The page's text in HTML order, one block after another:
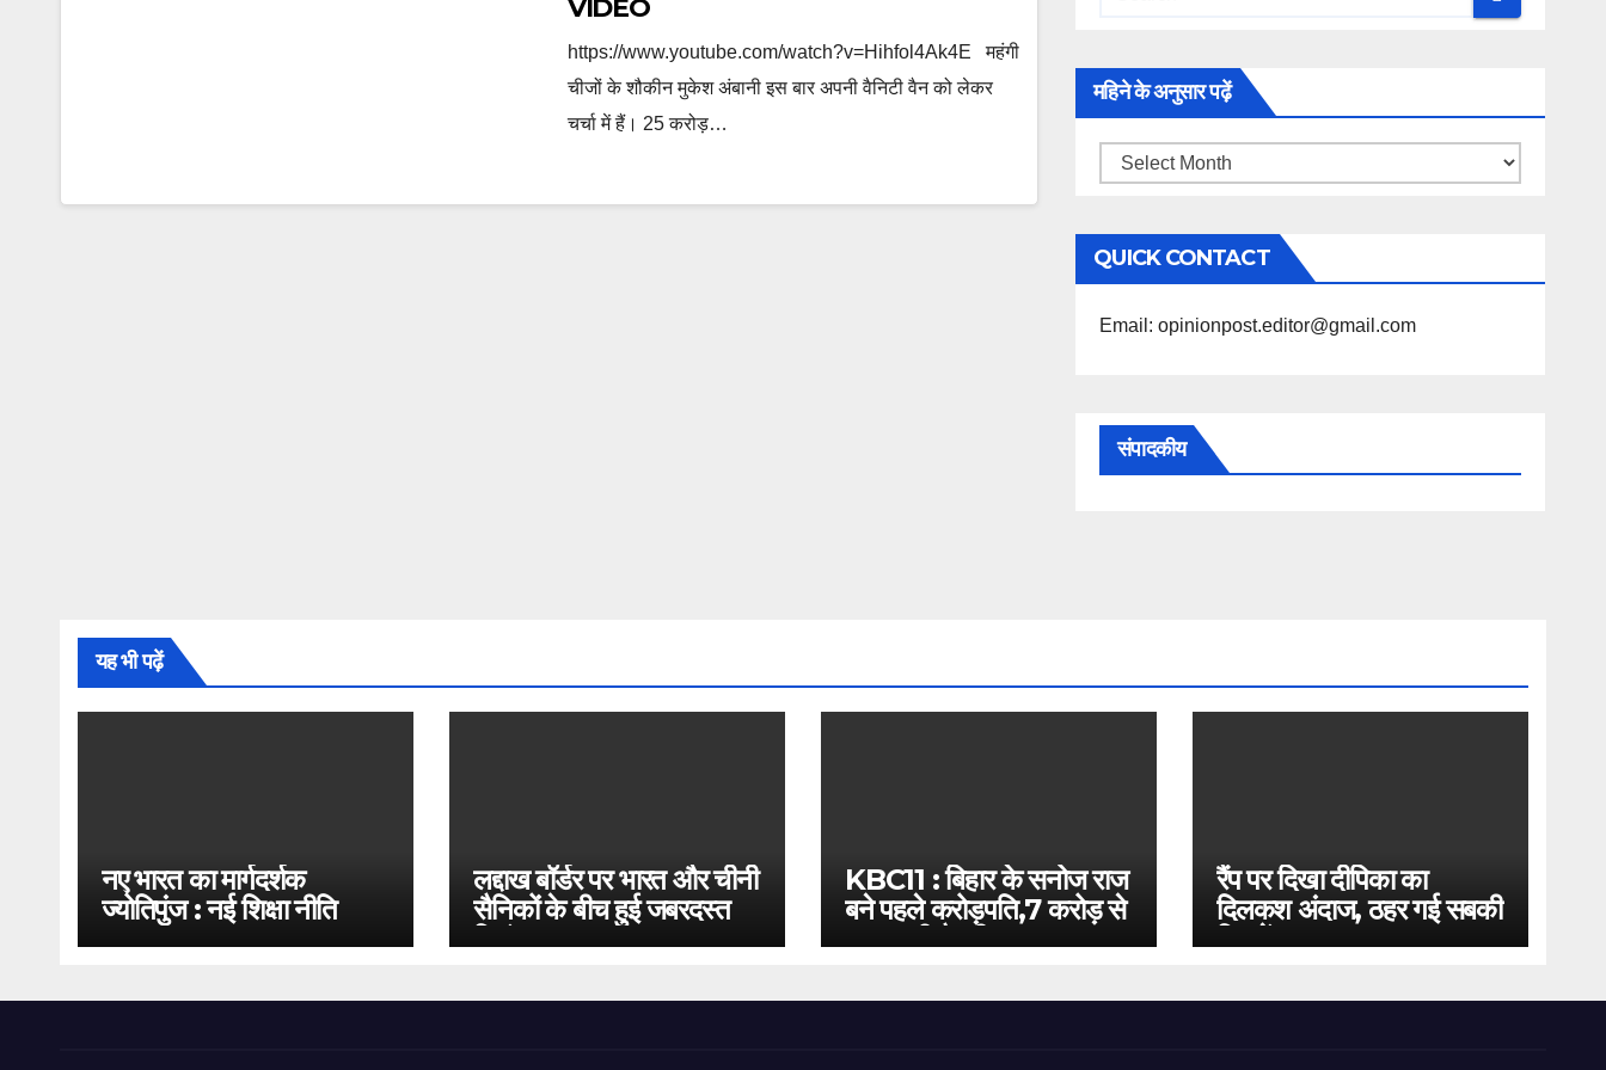
VIDEO
https://www.youtube.com/watch?v=Hihfol4Ak4E महंगी
चीजों के शौकीन मुकेश अंबानी इस बार अपनी वैनिटी वैन को लेकर
चर्चा में हैं। 25 करोड़…
महिने के अनुसार पढ़ें
महिने
अनुसार
पढ़ें
QUICK CONTACT
Email: opinionpost.editor@gmail.com
संपादकीय
यह भी पढ़ें
नए भारत का मार्गदर्शक
ज्योतिपुंज : नई शिक्षा नीति
2020
लद्दाख बॉर्डर पर भारत और चीनी
सैनिकों के बीच हुई जबरदस्त
भिड़ंत
KBC11 : बिहार के सनोज राज
बने पहले करोड़पति,7 करोड़ से
बस इतनी है दूरी
रैंप पर दिखा दीपिका का
दिलकश अंदाज, ठहर गई सबकी
निगाहें